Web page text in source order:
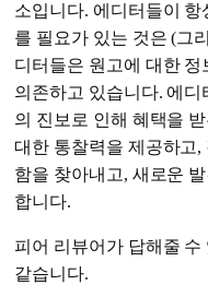
소입니다. 에디터들이
를 필요가 있는 것은 (그
디터들은 원고에 대한 정
의존하고 있습니다. 에
의 진보로 인해 혜택을
대한 통찰력을 제공하고,
함을 찾아내고, 새로운
합니다.
피어 리뷰어가 답해줄
같습니다.